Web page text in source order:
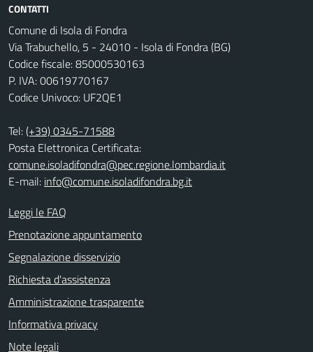
CONTATTI
Comune di Isola di Fondra
Via Trabuchello, 5 - 24010 - Isola di Fondra (BG)
Codice fiscale: 85000530163
P. IVA: 00619770167
Codice Univoco: UF2QE1
Tel:(+39) 0345-71588
Posta Elettronica Certificata:
comune.isoladifondra@pec.regione.lombardia.it
E-mail: info@comune.isoladifondra.bg.it
Leggi le FAQ
Prenotazione appuntamento
Segnalazione disservizio
Richiesta d'assistenza
Amministrazione trasparente
Informativa privacy
Note legali